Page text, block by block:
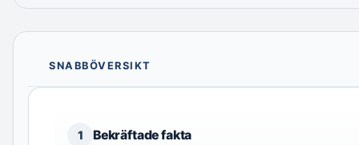
SNABBÖVERSIKT
1 Bekräftade fakta